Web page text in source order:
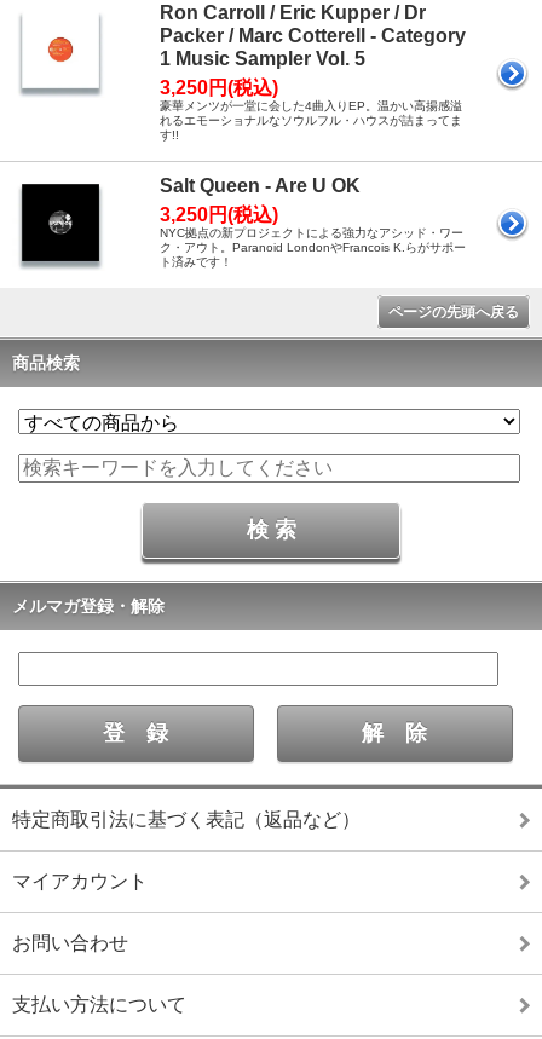
Ron Carroll / Eric Kupper / Dr
Packer / Marc Cotterell - Category
1 Music Sampler Vol. 5
3,250円(税込)
豪華メンツが一堂に会した4曲入りEP。温かい高揚感溢
れるエモーショナルなソウルフル・ハウスが詰まってま
す!!
Salt Queen - Are U OK
3,250円(税込)
NYC拠点の新プロジェクトによる強力なアシッド・ワー
ク・アウト。Paranoid LondonやFrancois K.らがサポー
ト済みです！
ページの先頭へ戻る
商品検索
メルマガ登録・解除
特定商取引法に基づく表記（返品など）
マイアカウント
お問い合わせ
支払い方法について